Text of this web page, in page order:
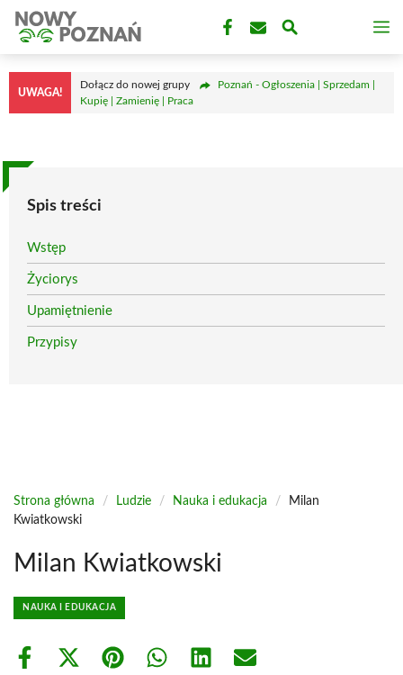
Przejdź
treści
UWAGA!
Dołącz do nowej grupy
Poznań - Ogłoszenia | Sprzedam |
Kupię | Zamienię | Praca
Spis treści
Wstęp
Życiorys
Upamiętnienie
Przypisy
Strona główna / Ludzie / Nauka i edukacja /
Milan
Kwiatkowski
Milan Kwiatkowski
NAUKA I EDUKACJA
Share
Share Share Share Share Share